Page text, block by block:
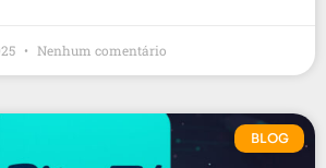
Nenhum comentário
BLOG